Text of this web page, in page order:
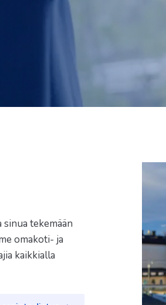
tekemään
omakoti- ja
kaikkialla